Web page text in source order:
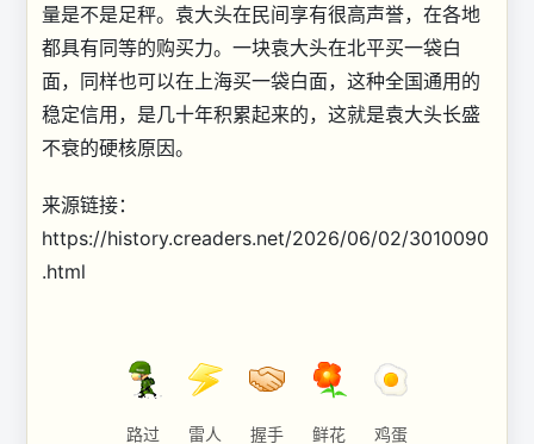
量是不是足秤。袁大头在民间享有很高声誉，在各地
都具有同等的购买力。一块袁大头在北平买一袋白
面，同样也可以在上海买一袋白面，这种全国通用的
稳定信用，是几十年积累起来的，这就是袁大头长盛
不衰的硬核原因。
来源链接：
https://history.creaders.net/2026/06/02/3010090
.html
路过 雷人 握手 鲜花 鸡蛋